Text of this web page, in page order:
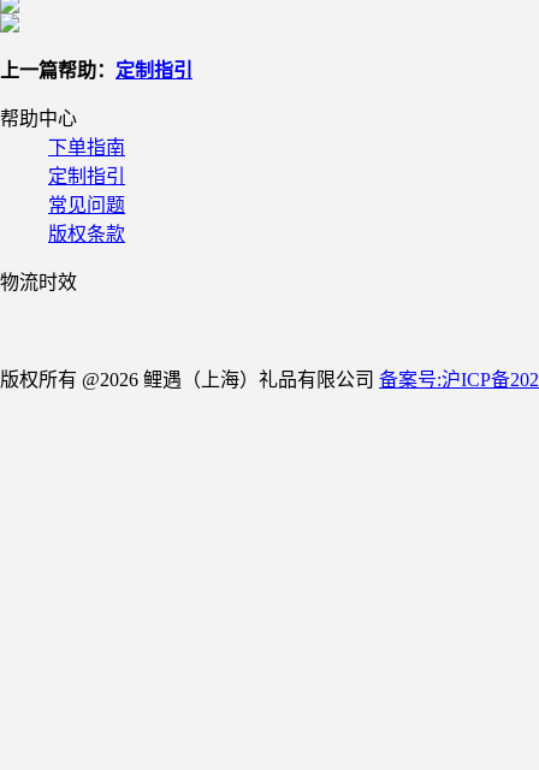
上一篇帮助： 定制指引
帮助中心
下单指南
定制指引
常见问题
版权条款
物流时效
版权所有 @2026 鲤遇（上海）礼品有限公司 备案号:沪ICP备